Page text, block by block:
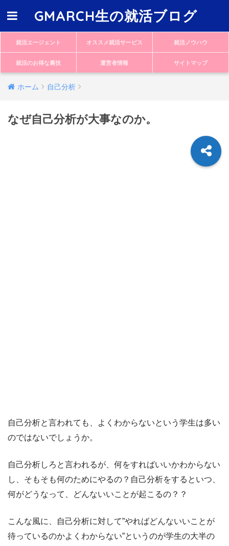
GMARCH生の就活ブログ
就活エージェント オススメ就活サービス 就活ノウハウ
就活のお得な裏技 運営者情報 サイトマップ
ホーム 自己分析
なぜ自己分析が大事なのか。
自己分析と言われても、よくわからないという学生は多い
のではないでしょうか。
自己分析しろと言われるが、何をすればいいかわからない
し、そもそも何のためにやるの？自己分析をするといつ、
何がどうなって、どんないいことが起こるの？？
こんな風に、自己分析に対して”やればどんないいことが
待っているのかよくわからない”というのが学生の大半の